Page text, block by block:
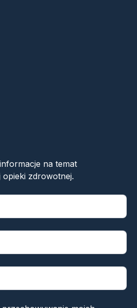
na temat
zdrowotnej.
pola